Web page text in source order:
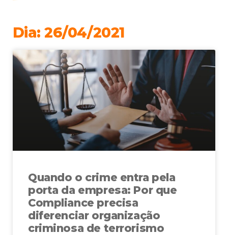
Dia: 26/04/2021
Quando o crime entra pela
porta da empresa: Por que
Compliance precisa
diferenciar organização
criminosa de terrorismo